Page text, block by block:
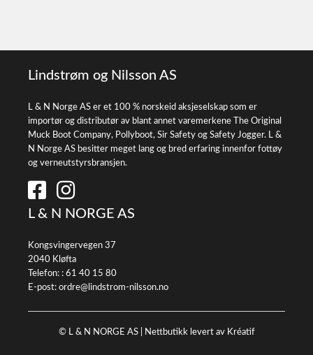
Lindstrøm og Nilsson AS
L & N Norge AS er et 100 % norskeid aksjeselskap som er
importør og distributør av blant annet varemerkene The Original
Muck Boot Company, Pollyboot, Sir Safety og Safety Jogger. L &
N Norge AS besitter meget lang og bred erfaring innenfor fottøy
og verneutstyrsbransjen.
L & N NORGE AS
Kongsvingervegen 37
2040 Kløfta
Telefon: : 61 40 15 80
E-post: ordre@lindstrom-nilsson.no
© L & N NORGE AS | Nettbutikk levert av Kréatif